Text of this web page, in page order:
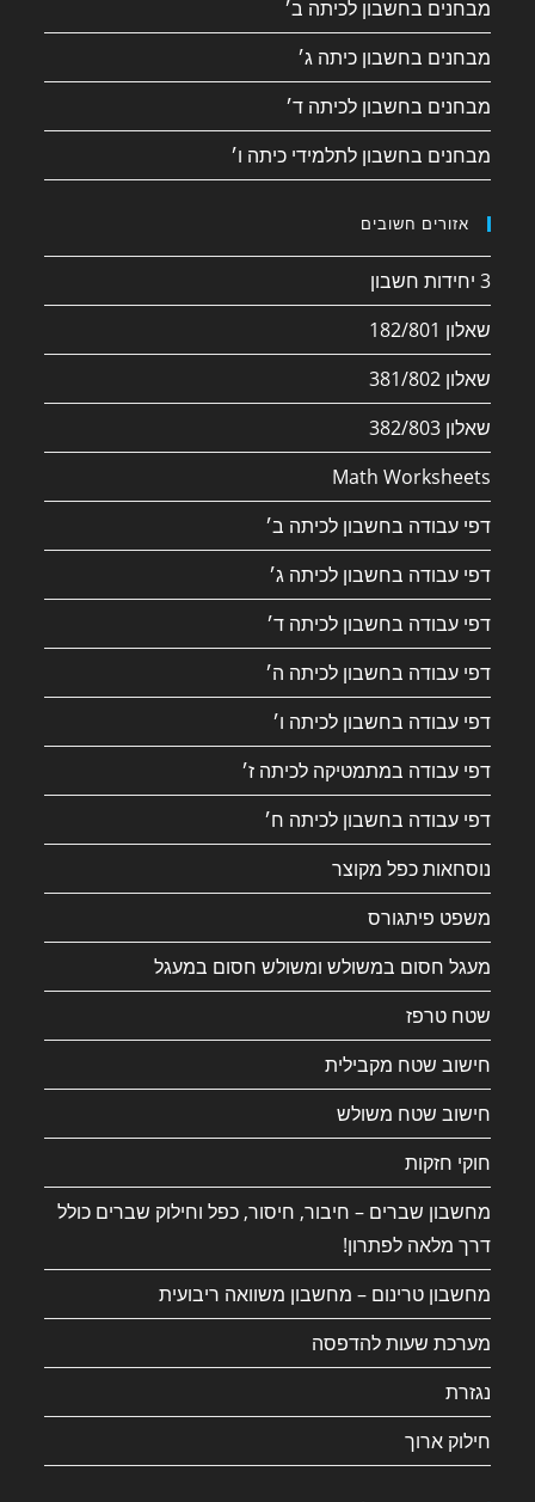
מבחנים בחשבון לכיתה ב׳
מבחנים בחשבון כיתה ג׳
מבחנים בחשבון לכיתה ד׳
מבחנים בחשבון לתלמידי כיתה ו׳
אזורים חשובים
3 יחידות חשבון
שאלון 182/801
שאלון 381/802
שאלון 382/803
Math Worksheets
דפי עבודה בחשבון לכיתה ב׳
דפי עבודה בחשבון לכיתה ג׳
דפי עבודה בחשבון לכיתה ד׳
דפי עבודה בחשבון לכיתה ה׳
דפי עבודה בחשבון לכיתה ו׳
דפי עבודה במתמטיקה לכיתה ז׳
דפי עבודה בחשבון לכיתה ח׳
נוסחאות כפל מקוצר
משפט פיתגורס
מעגל חסום במשולש ומשולש חסום במעגל
שטח טרפז
חישוב שטח מקבילית
חישוב שטח משולש
חוקי חזקות
מחשבון שברים – חיבור, חיסור, כפל וחילוק שברים כולל
דרך מלאה לפתרון!
מחשבון טרינום – מחשבון משוואה ריבועית
מערכת שעות להדפסה
נגזרת
חילוק ארוך